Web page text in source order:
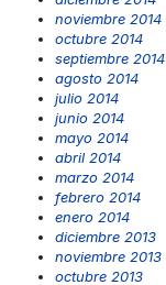
noviembre 2014
octubre 2014
septiembre 2014
agosto 2014
julio 2014
junio 2014
mayo 2014
abril 2014
marzo 2014
febrero 2014
enero 2014
diciembre 2013
noviembre 2013
octubre 2013